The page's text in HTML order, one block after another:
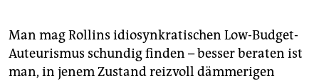
Man mag Rollins idiosynkratischen Low-Budget-
Auteurismus schundig finden – besser beraten ist
man, in jenem Zustand reizvoll dämmerigen